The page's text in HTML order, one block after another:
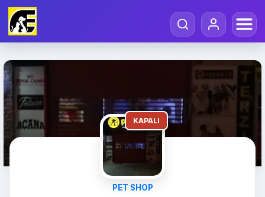
KAPALI
PET SHOP